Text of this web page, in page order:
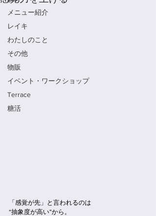
メニュー紹介
レイキ
わたしのこと
その他
物販
イベント・ワークショップ
Terrace
糖活
「感覚が先」と言われるのは
“抽象度が高い”から。